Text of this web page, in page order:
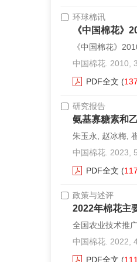
环球棉讯
《中国棉花》
《中国棉花》
中国棉花. 2010,
PDF全文 (
研究报告
氨基寡糖素和
朱玉永, 赵冰梅,
中国棉花. 2023,
PDF全文 (
政策与述评
2022年棉花主
全国农业技术推
中国棉花. 2022,
PDF全文 (